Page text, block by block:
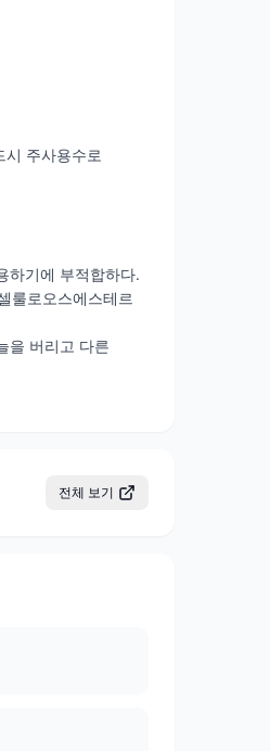
시 주사용수로
하기에 부적합하다.
룰로오스에스테르
을 버리고 다른
전체 보기